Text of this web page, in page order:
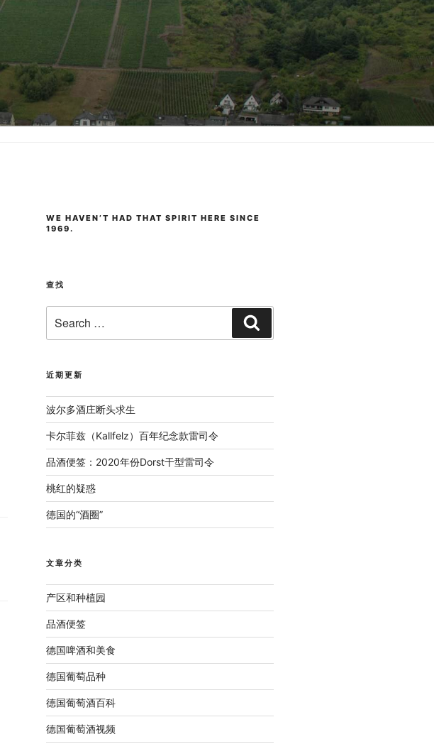
WE HAVEN’T HAD THAT SPIRIT HERE SINCE
1969.
查找
for:
近期更新
波尔多酒庄断头求生
卡尔菲兹（Kallfelz）百年纪念款雷司令
品酒便签：2020年份Dorst干型雷司令
桃红的疑惑
德国的“酒圈”
文章分类
产区和种植园
品酒便签
德国啤酒和美食
德国葡萄品种
德国葡萄酒百科
德国葡萄酒视频